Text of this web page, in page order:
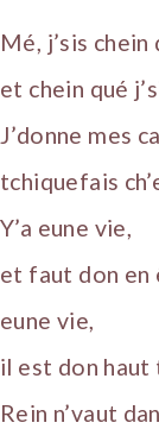
Mé, j’sis chein
et chein qué
J’donne mes
tchiquefais
Y’a eune vie,
et faut don en
eune vie,
il est don haut
Rein n’vaut